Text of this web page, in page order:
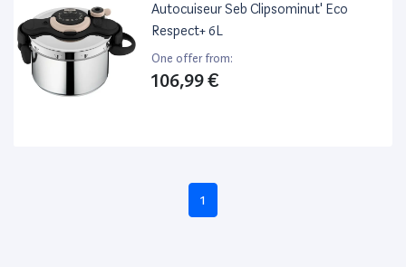
Autocuiseur Seb Clipsominut' Eco
Respect+ 6L
One offer from:
106,99 €
1